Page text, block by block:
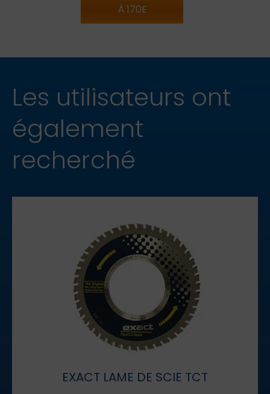
À 170E
Les utilisateurs ont
également
recherché
EXACT LAME DE SCIE TCT